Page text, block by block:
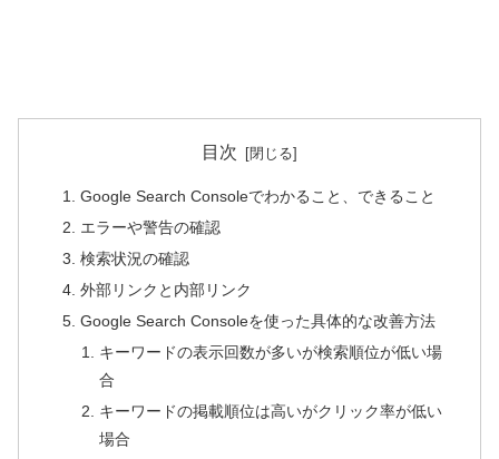
目次
Google Search Consoleでわかること、できること
エラーや警告の確認
検索状況の確認
外部リンクと内部リンク
Google Search Consoleを使った具体的な改善方法
キーワードの表示回数が多いが検索順位が低い場
合
キーワードの掲載順位は高いがクリック率が低い
場合